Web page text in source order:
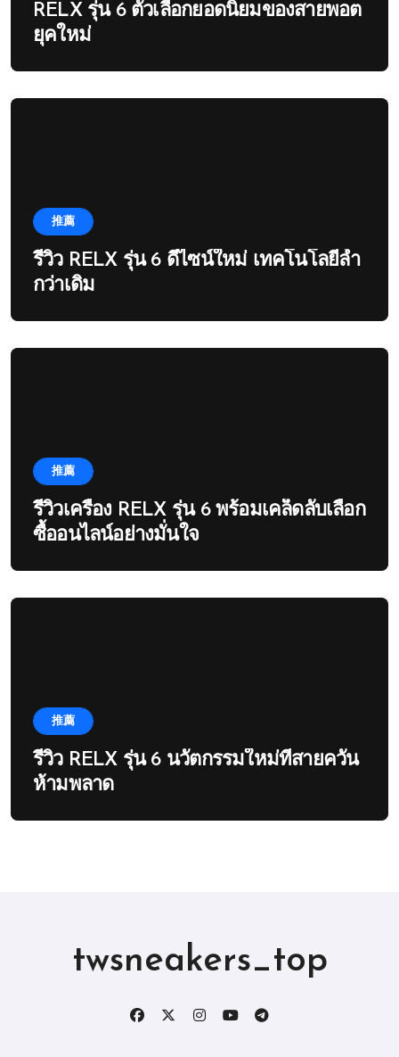
RELX รุ่น 6 ตัวเลือกยอดนิยมของสายพอต
ยุคใหม่
推薦
รีวิว RELX รุ่น 6 ดีไซน์ใหม่ เทคโนโลยีล้ำ
กว่าเดิม
推薦
รีวิวเครื่อง RELX รุ่น 6 พร้อมเคล็ดลับเลือก
ซื้ออนไลน์อย่างมั่นใจ
推薦
รีวิว RELX รุ่น 6 นวัตกรรมใหม่ที่สายควัน
ห้ามพลาด
twsneakers_top